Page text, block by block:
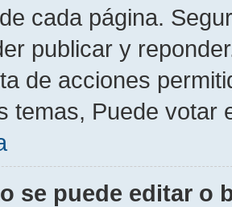
cada página.
publicar y
de acciones
temas, Puede votar
se puede editar o